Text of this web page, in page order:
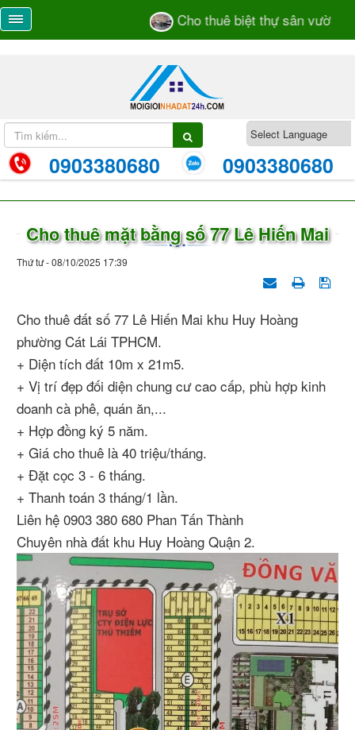
Cho thuê biệt thự sân vườn số
0903380680 0903380680
Cho thuê mặt bằng số 77 Lê Hiến Mai
Thứ tư - 08/10/2025 17:39
Cho thuê đất số 77 Lê Hiến Mai khu Huy Hoàng
phường Cát Lái TPHCM.
+ Diện tích đất 10m x 21m5.
+ Vị trí đẹp đối diện chung cư cao cấp, phù hợp kinh
doanh cà phê, quán ăn,...
+ Hợp đồng ký 5 năm.
+ Giá cho thuê là 40 triệu/tháng.
+ Đặt cọc 3 - 6 tháng.
+ Thanh toán 3 tháng/1 lần.
Liên hệ 0903 380 680 Phan Tấn Thành
Chuyên nhà đất khu Huy Hoàng Quận 2.